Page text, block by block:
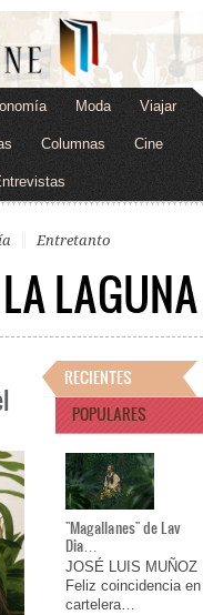
Moda Viajar
Columnas Cine
Entretanto
LAGUNA
RECIENTES
POPULARES
"Magallanes" de Lav
Dia…
JOSÉ LUIS MUÑOZ
Feliz coincidencia en
cartelera…